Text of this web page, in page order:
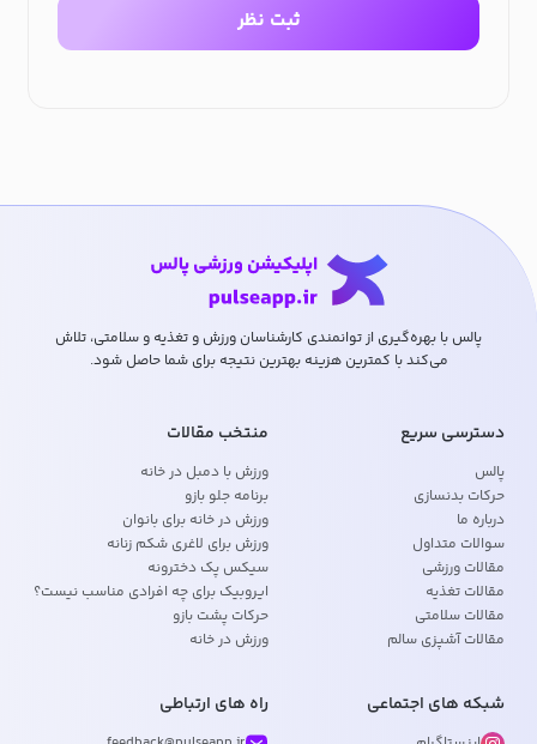
ثبت نظر
پالس با بهره‌گیری از توانمندی کارشناسان ورزش و تغذیه و سلامتی، تلاش
می‌کند با کمترین هزینه بهترین نتیجه برای شما حاصل شود.
دسترسی سریع
پالس
حرکات بدنسازی
درباره ما
سوالات متداول
مقالات ورزشی
مقالات تغذیه
مقالات سلامتی
مقالات آشپزی سالم
منتخب مقالات
ورزش با دمبل در خانه
برنامه جلو بازو
ورزش در خانه برای بانوان
ورزش برای لاغری شکم زنانه
سیکس پک دخترونه
ایروبیک برای چه افرادی مناسب نیست؟
حرکات پشت بازو
ورزش در خانه
شبکه های اجتماعی راه های ارتباطی